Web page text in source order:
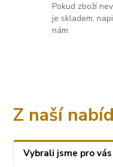
Pokud zboží
je skladem,
nám.
Z naší
Vybrali jsme pro vás